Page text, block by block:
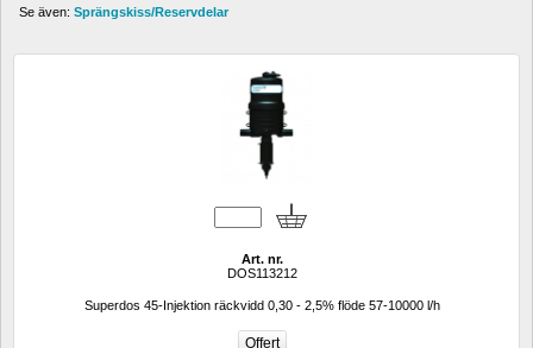
Se även: Sprängskiss/Reservdelar
Art. nr.
DOS113212
Superdos 45-Injektion räckvidd 0,30 - 2,5% flöde 57-10000 l/h